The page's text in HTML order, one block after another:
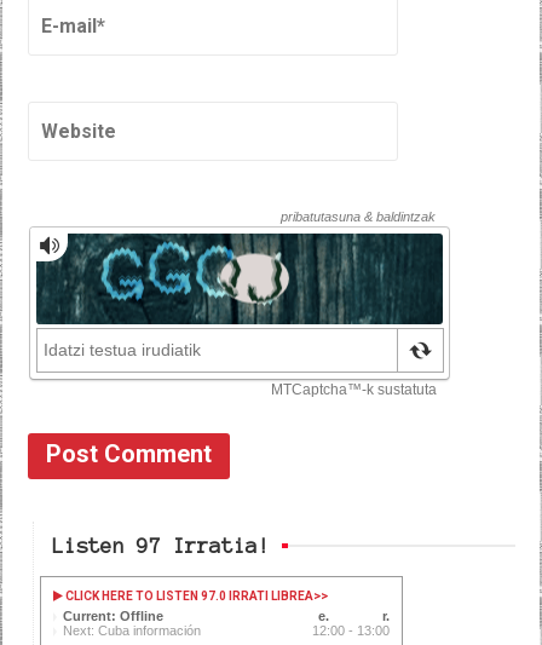
Listen 97 Irratia!
CLICK HERE TO LISTEN 97.0 IRRATI LIBREA>>
Current: Offline
Next: Cuba información
12:00 - 13:00